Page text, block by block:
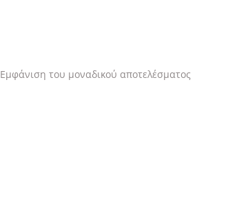
Εμφάνιση του μοναδικού αποτελέσματος